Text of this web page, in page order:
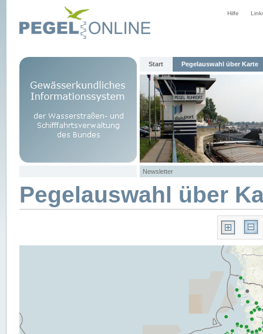
Hilfe
Start Pegelauswahl über Karte
Newsletter
Pegelauswahl über